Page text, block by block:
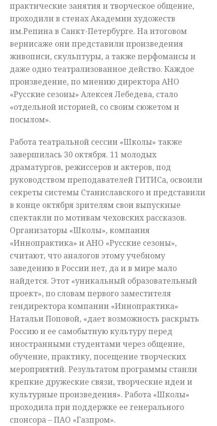
практические занятия и творческое общение,
проходили в стенах Академии художеств
им.Репина в Санкт-Петербурге. На итоговом
вернисаже они представили произведения
живописи, скульптуры, а также перфомансы и
даже одно театрализованное действо. Каждое
произведение, по мнению директора АНО
«Русские сезоны» Алексея Лебедева, стало
«отдельной историей, со своим сюжетом и
посылом».
Работа театральной сессии «Школы» также
завершилась 30 октября. 11 молодых
драматургов, режиссеров и актеров, под
руководством преподавателей ГИТИСа, освоили
секреты системы Станиславского и представили
в конце октября зрителям свои выпускные
спектакли по мотивам чеховских рассказов.
Организаторы «Школы», компания
«Иннопрактика» и АНО «Русские сезоны»,
считают, что аналогов этому учебному
заведению в России нет, да и в мире мало
найдется. Этот «уникальный образовательный
проект», по словам первого заместителя
гендиректора компании «Иннопрактика»
Натальи Поповой, «дает возможность раскрыть
Россию и ее самобытную культуру перед
иностранными студентами через общение,
обучение, практику, посещение творческих
мероприятий. Результатом программы станли
крепкие дружеские связи, творческие идеи и
культурные произведения». Работа «Школы»
проходила при поддержке ее генерального
спонсора – ПАО «Газпром».